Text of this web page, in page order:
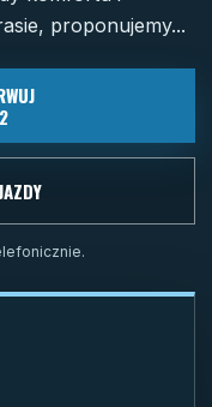
proponujemy...